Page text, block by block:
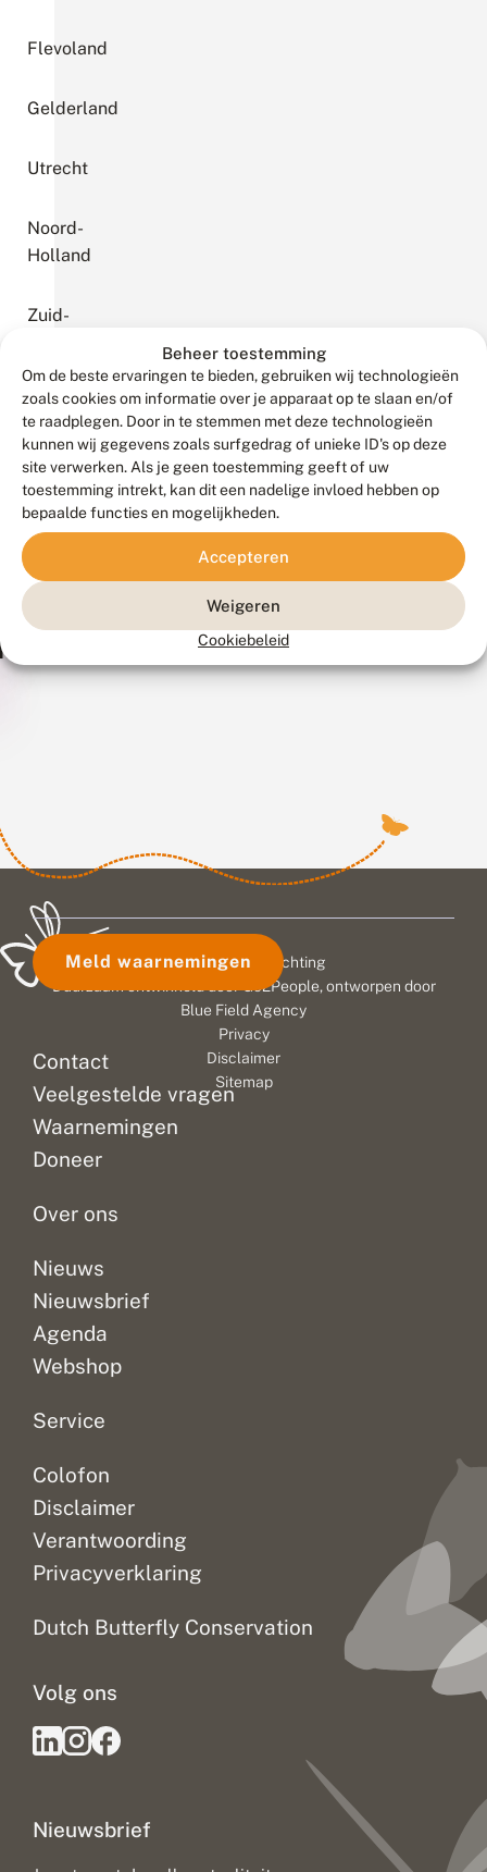
Beheer toestemming
Om de beste ervaringen te bieden, gebruiken wij technologieën
zoals cookies om informatie over je apparaat op te slaan en/of
te raadplegen. Door in te stemmen met deze technologieën
kunnen wij gegevens zoals surfgedrag of unieke ID's op deze
site verwerken. Als je geen toestemming geeft of uw
toestemming intrekt, kan dit een nadelige invloed hebben op
bepaalde functies en mogelijkheden.
Accepteren
Weigeren
Cookiebeleid
Flevoland
Gelderland
Utrecht
Noord-
Holland
Zuid-
Zeeland
Noord-
Brabant
Contact
Veelgestelde vragen
Waarnemingen
Doneer
Over ons
Nieuws
Nieuwsbrief
Agenda
Webshop
Service
Colofon
Disclaimer
Verantwoording
Privacyverklaring
Dutch Butterfly Conservation
Nieuwsbrief
Volg ons
Meld waarnemingen
© 2026 Vlinderstichting
Duurzaam ontwikkeld door
Go2People, ontworpen door
Blue Field Agency
Privacy
Disclaimer
Sitemap